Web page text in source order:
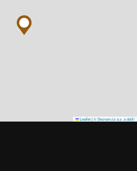
Leaflet|© Seznam.cz a.s. a další